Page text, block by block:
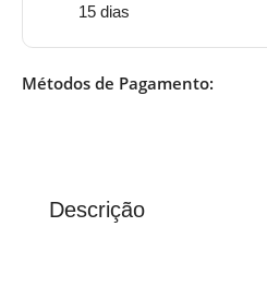
15 dias
Métodos de Pagamento:
Descrição